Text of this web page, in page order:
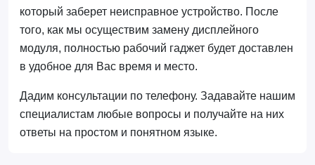
который заберет неисправное устройство. После
того, как мы осуществим замену дисплейного
модуля, полностью рабочий гаджет будет доставлен
в удобное для Вас время и место.
Дадим консультации по телефону. Задавайте нашим
специалистам любые вопросы и получайте на них
ответы на простом и понятном языке.